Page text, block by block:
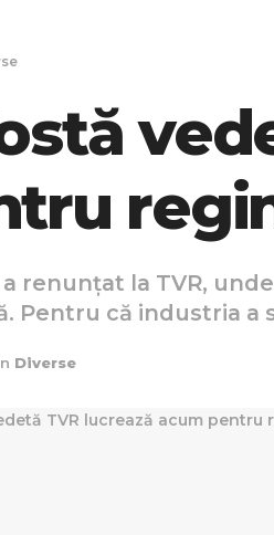
renunțat la TVR,
Pentru că industria
Diverse